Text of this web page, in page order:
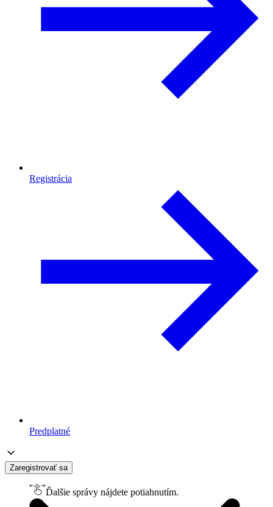
Registrácia
Predplatné
Zaregistrovať sa
Ďalšie správy nájdete potiahnutím.